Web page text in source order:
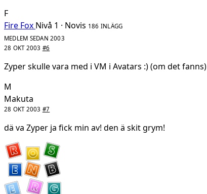
F
Fire Fox Nivå 1 · Novis 186 INLÄGG
MEDLEM SEDAN 2003
28 OKT 2003 #6
Zyper skulle vara med i VM i Avatars :) (om det fanns)
M
Makuta
28 OKT 2003 #7
dä va Zyper ja fick min av! den ä skit grym!